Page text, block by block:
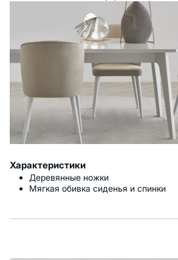
Характеристики
Деревянные ножки
Мягкая обивка сиденья и спинки